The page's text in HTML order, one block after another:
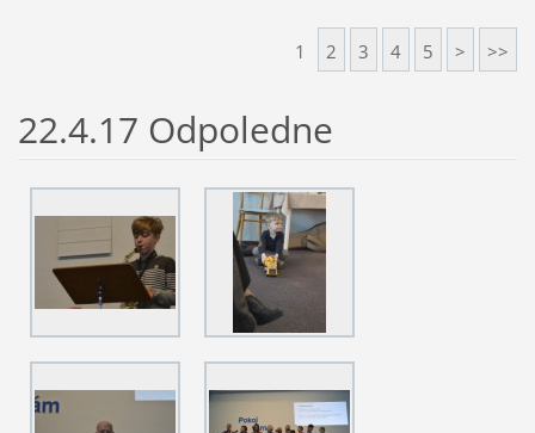
1 2 3 4 5 > >>
22.4.17 Odpoledne